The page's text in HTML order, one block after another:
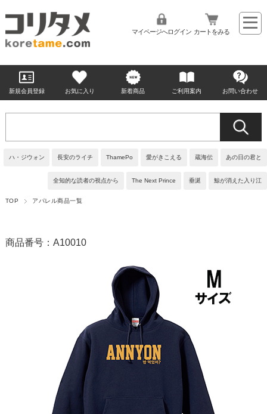
マイページへログイン カートをみる
新規会員登録 お気に入り 新着商品 ご利用案内 お問い合わせ
ハ・ジウォン 長安のライチ ThamePo 愛がきこえる 蔵海伝 あの日の君と
全知的な読者の視点から The Next Prince 垂涎 鯨が消えた入り江
TOP アパレル商品一覧
商品番号：A10010